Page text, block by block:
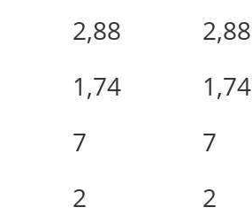
2,88 2,88
1,74 1,74
7 7
2 2